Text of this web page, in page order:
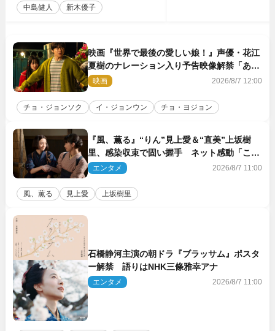
中島健人 新木優子
映画『世界で最後の愛しい娘！』声優・花江
夏樹のナレーション入り予告映像解禁「あふ
れ出る温かさに涙が止まらない！」
映画 2026/8/7 12:00
チョ・ジョンソク イ・ジョンウン チョ・ヨジョン
『風、薫る』“りん”見上愛＆“直美”上坂樹
里、感染収束で固い握手 ネット感動「この
バディは最強」「アツい」
エンタメ 2026/8/7 11:00
風、薫る 見上愛 上坂樹里
石橋静河主演の朝ドラ『ブラッサム』ポスタ
ー解禁 語りはNHK三條雅幸アナ
エンタメ 2026/8/7 11:00